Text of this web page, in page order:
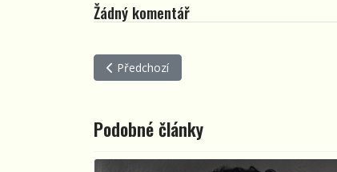
Žádný komentář
Předchozí článek: Stopování – zajímavá
Předchozí
Podobné články